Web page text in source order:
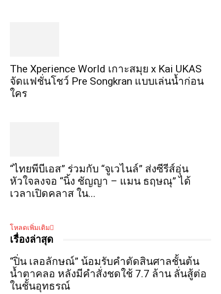
​The Xperience World เกาะสมุย x Kai UKAS
จัดแฟชั่นโชว์ Pre Songkran แบบเล่นน้ำก่อน
ใคร
“ไทยพีบีเอส” ร่วมกับ “จูเวไนล์” ส่งซีรีส์อุ่น
หัวใจลงจอ “นิ้ง ชัญญา – แมน ธฤษณุ” ได้
เวลาเปิดคลาส ใน...
โหลดเพิ่มเติม
เรื่องล่าสุด
“ปิ่น เลอลักษณ์” น้อมรับคำตัดสินศาลชั้นต้น
น้ำตาคลอ หลังมีคำสั่งชดใช้ 7.7 ล้าน ลั่นสู้ต่อ
ในชั้นอุทธรณ์